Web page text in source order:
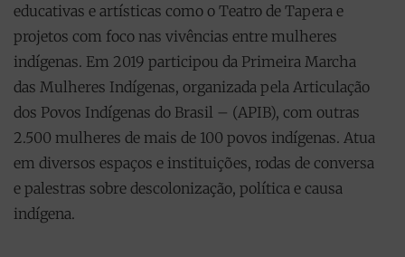
educativas e artísticas como o Teatro de Tapera e
projetos com foco nas vivências entre mulheres
indígenas. Em 2019 participou da Primeira Marcha
das Mulheres Indígenas, organizada pela Articulação
dos Povos Indígenas do Brasil – (APIB), com outras
2.500 mulheres de mais de 100 povos indígenas. Atua
em diversos espaços e instituições, rodas de conversa
e palestras sobre descolonização, política e causa
indígena.